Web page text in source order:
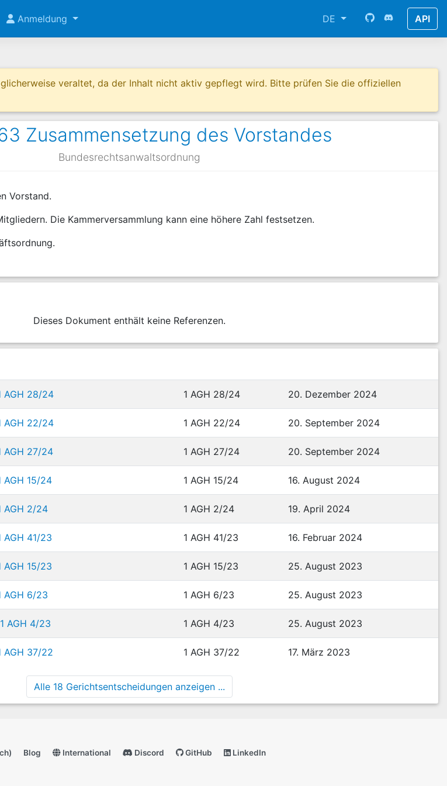
Anmeldung DE API
veraltet, da der Inhalt nicht aktiv gepflegt wird. Bitte prüfen Sie die offiziellen
Zusammensetzung des Vorstandes
Bundesrechtsanwaltsordnung
Vorstand.
Die Kammerversammlung kann eine höhere Zahl festsetzen.
Dieses Dokument enthält keine Referenzen.
AGH 28/24 1 AGH 28/24 20. Dezember 2024
AGH 22/24 1 AGH 22/24 20. September 2024
AGH 27/24 1 AGH 27/24 20. September 2024
15/24 1 AGH 15/24 16. August 2024
AGH 2/24 1 AGH 2/24 19. April 2024
41/23 1 AGH 41/23 16. Februar 2024
15/23 1 AGH 15/23 25. August 2023
AGH 6/23 1 AGH 6/23 25. August 2023
AGH 4/23 1 AGH 4/23 25. August 2023
AGH 37/22 1 AGH 37/22 17. März 2023
Alle 18 Gerichtsentscheidungen anzeigen ...
Blog International Discord GitHub LinkedIn